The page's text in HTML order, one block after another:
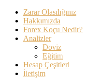
Zarar Olasılığınız
Hakkımızda
Forex Koçu Nedir?
Analizler
Doviz
Eğitim
Hesap Çeşitleri
İletişim